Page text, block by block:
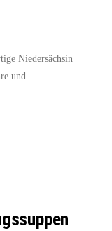
Niedersächsin
und ...